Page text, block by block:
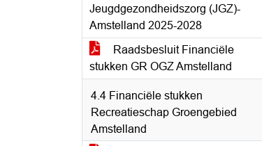
Jeugdgezondheidszorg (JGZ)-
Amstelland 2025-2028
Raadsbesluit Financiële
stukken GR OGZ Amstelland
4.4 Financiële stukken
Recreatieschap Groengebied
Amstelland